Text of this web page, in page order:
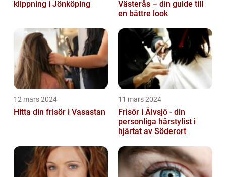
klippning i Jönköping
Västerås – din guide till
en bättre look
12 mars 2024
Hitta din frisör i Vasastan
11 mars 2024
Frisör i Älvsjö - din
personliga hårstylist i
hjärtat av Söderort